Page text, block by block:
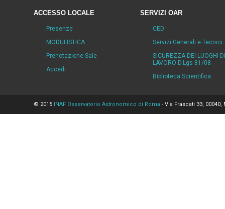
ACCESSO LOCALE
Presenze
MODULISTICA
Prenotazione Sale
Accedi
SERVIZI OAR
CED
Servizi Generali e Tecnici
SICUREZZA DEI LUOGHI DI
LAVORO D.Lgs 81/08
Biblioteca Scientifica
© 2015 INAF Osservatorio Astronomico di Roma - Via Frascati 33,